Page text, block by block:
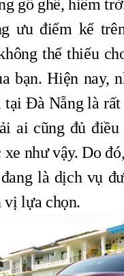
gồ ghề, hiểm
ưu điểm kể
thể thiếu
bạn. Hiện nay,
tại Đà Nẵng là
ai cũng đủ
như vậy. Do
là dịch vụ
vị lựa chọn.